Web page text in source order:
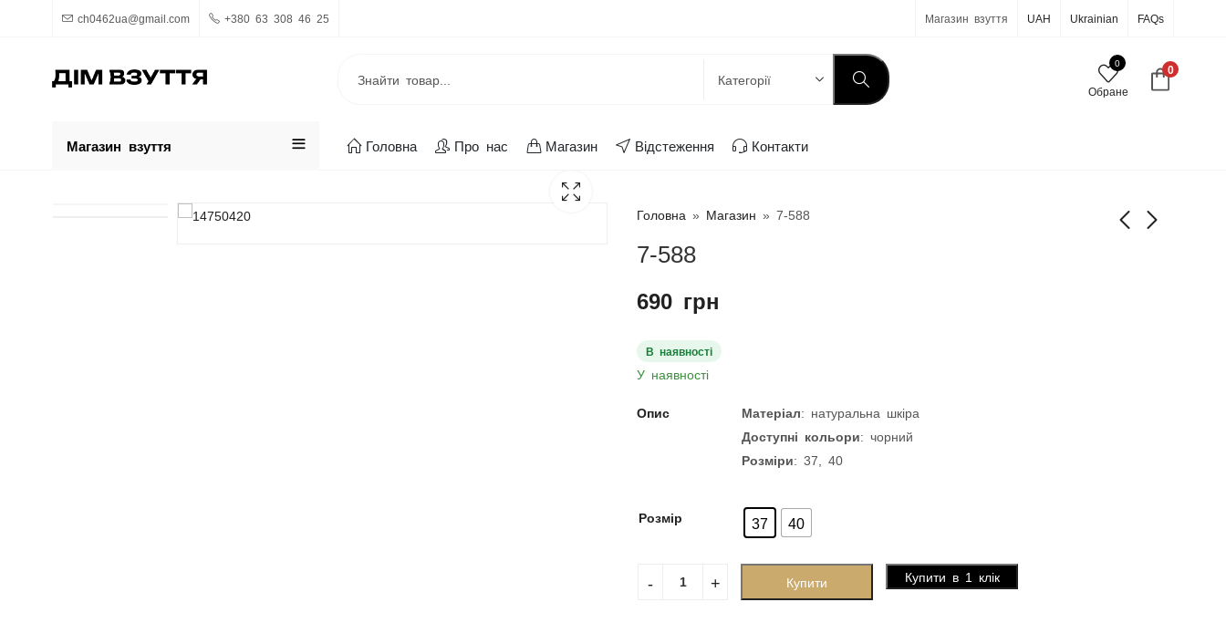
ch0462ua@gmail.com +380 63 308 46 25 Магазин взуття UAH Ukrainian FAQs
0
Обране
0
Магазин взуття Головна Про нас Магазин Відстеження Контакти
Головна » Магазин » 7-588
7-588
690 грн
В наявності
У наявності
Опис Матеріал: натуральна шкіра
Доступні кольори: чорний
Розміри: 37, 40
Розмір 37 40
Купити Купити в 1 клік